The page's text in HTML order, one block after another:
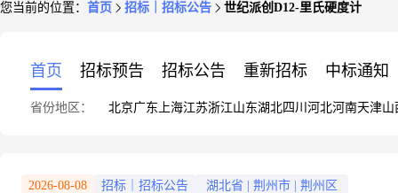
您当前的位置： 首页 招标｜招标公告 世纪派创D12-里氏硬度计
首页 招标预告 招标公告 重新招标 中标通知
省份地区： 北京广东 上海江苏浙江山东湖北四川 河北河南天津山
2026-08-08 招标｜招标公告 湖北省 荆州市 荆州区